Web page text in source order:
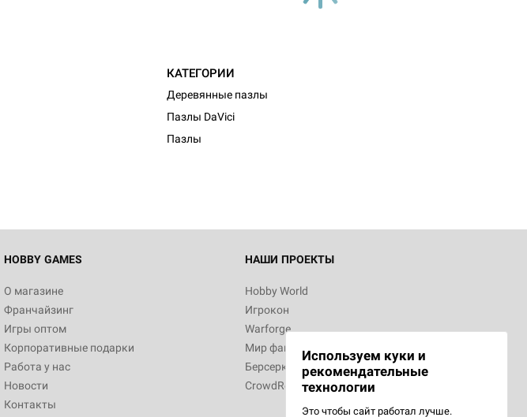
КАТЕГОРИИ
Деревянные пазлы
Пазлы DaVici
Пазлы
HOBBY GAMES
О магазине
Франчайзинг
Игры оптом
Корпоративные подарки
Работа у нас
Новости
Контакты
НАШИ ПРОЕКТЫ
Hobby World
Игрокон
Warforge
Мир фантастики
Берсерк
CrowdRepublic
Используем куки и
рекомендательные
технологии
Это чтобы сайт работал лучше.